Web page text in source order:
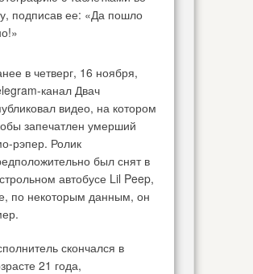
подписав ее: «Да пошло
в четверг, 16 ноября,
канал Двач
видео, на котором
запечатлен умерший
рэпер. Ролик
был снят в
автобусе Lil Peep,
по некоторым данным, он
скончался в
21 года,